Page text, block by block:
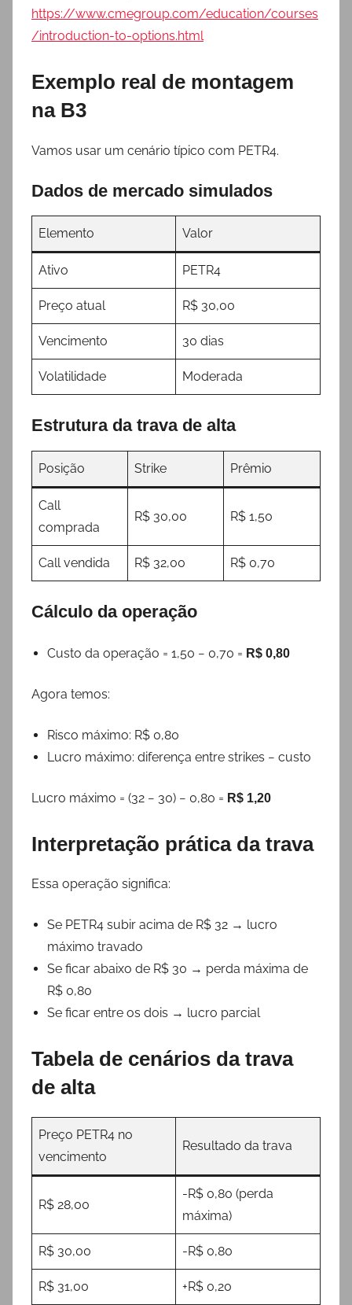
https://www.cmegroup.com/education/courses
/introduction-to-options.html
Exemplo real de montagem
na B3
Vamos usar um cenário típico com PETR4.
Dados de mercado simulados
Elemento Valor
Ativo PETR4
Preço atual R$ 30,00
Vencimento 30 dias
Volatilidade Moderada
Estrutura da trava de alta
Posição Strike Prêmio
Call
comprada
R$ 30,00 R$ 1,50
Call vendida R$ 32,00 R$ 0,70
Cálculo da operação
Custo da operação = 1,50 − 0,70 = R$ 0,80
Agora temos:
Risco máximo: R$ 0,80
Lucro máximo: diferença entre strikes − custo
Lucro máximo = (32 − 30) − 0,80 = R$ 1,20
Interpretação prática da trava
Essa operação significa:
Se PETR4 subir acima de R$ 32 → lucro
máximo travado
Se ficar abaixo de R$ 30 → perda máxima de
R$ 0,80
Se ficar entre os dois → lucro parcial
Tabela de cenários da trava
de alta
Preço PETR4 no
vencimento
Resultado da trava
R$ 28,00
-R$ 0,80 (perda
máxima)
R$ 30,00 -R$ 0,80
R$ 31,00 +R$ 0,20